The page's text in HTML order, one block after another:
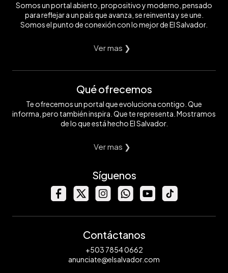
Somos un portal abierto, propositivo y moderno, pensado
para reflejar a un país que avanza, se reinventa y se une.
Somos el punto de conexión con lo mejor de El Salvador.
Ver mas ❯
Qué ofrecemos
Te ofrecemos un portal que evoluciona contigo. Que
informa, pero también inspira. Que te representa. Mostramos
de lo que está hecho El Salvador.
Ver mas ❯
Síguenos
Contáctanos
+503 7854 0662
anunciate@elsalvador.com